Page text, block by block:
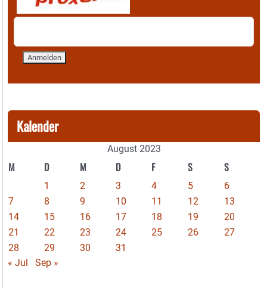
Kalender
August 2023
M D M D F S S
1 2 3 4 5
6
7
8 9 10 11 12
13
14
15 16 17 18 19
20
21
22 23 24 25 26
27
28
29 30
31
« Jul
Sep »